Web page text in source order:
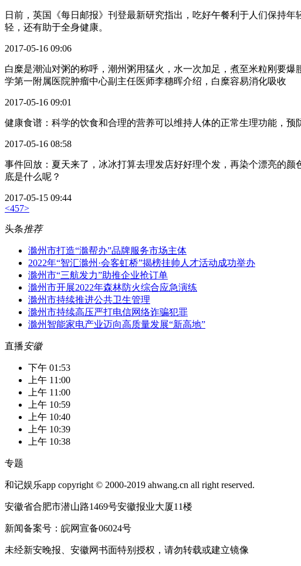
日前，英国《每日邮报》刊登最新研究指出，吃好午餐利于人们保持
轻，还有助于全身健康。
2017-05-16 09:06
白糜是潮汕对粥的称呼，潮州粥用猛火，水一次加足，煮至米粒刚要
学第一附属医院肿瘤中心副主任医师李穗晖介绍，白糜容易消化吸收
2017-05-16 09:01
健康食谱：科学的饮食和合理的营养可以维持人体的正常生理功能，预
2017-05-16 08:58
事件回放：夏天来了，冰冰打算去理发店好好理个发，再染个漂亮的
底是什么呢？
2017-05-15 09:44
<457>
头条推荐
滁州市打造“滁帮办”品牌服务市场主体
2022年“智汇滁州·会客虹桥”揭榜挂帅人才活动成功举办
滁州市“三航发力”助推企业抢订单
滁州市开展2022年森林防火综合应急演练
滁州市持续推进公共卫生管理
滁州市持续高压严打电信网络诈骗犯罪
滁州智能家电产业迈向高质量发展“新高地”
直播安徽
下午 01:53
上午 11:00
上午 11:00
上午 10:59
上午 10:40
上午 10:39
上午 10:38
专题
和记娱乐app copyright © 2000-2019 ahwang.cn all right reserved.
安徽省合肥市潜山路1469号安徽报业大厦11楼
新闻备案号：皖网宣备06024号
未经新安晚报、安徽网书面特别授权，请勿转载或建立镜像